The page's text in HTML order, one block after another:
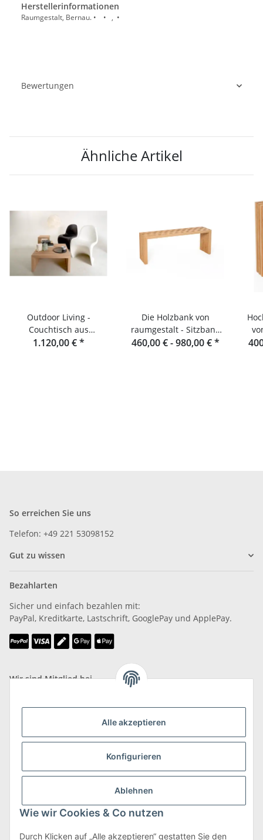
Alle akzeptieren
Konfigurieren
Ablehnen
Wie wir Cookies & Co nutzen
Durch Klicken auf „Alle akzeptieren“ gestatten Sie den
Herstellerinformationen
Raumgestalt, Bernau. • • , •
Bewertungen
Ähnliche Artikel
Outdoor Living -
Couchtisch aus
Holzlamellen - Douglasie
1.120,00 €*
Die Holzbank von
raumgestalt - Sitzbank
aus Eichenlamellen
460,00 € -980,00 €*
So erreichen Sie uns
Telefon: +49 221 53098152
Gut zu wissen
Bezahlarten
Sicher und einfach bezahlen mit:
PayPal, Kreditkarte, Lastschrift, GooglePay und ApplePay.
Wir sind Mitglied bei
mehr zu Versand & Retoure